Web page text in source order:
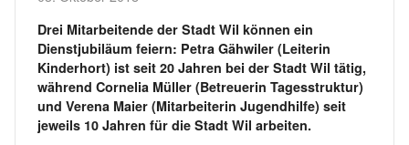
Drei Mitarbeitende der Stadt Wil können ein
Dienstjubiläum feiern: Petra Gähwiler (Leiterin
Kinderhort) ist seit 20 Jahren bei der Stadt Wil tätig,
während Cornelia Müller (Betreuerin Tagesstruktur)
und Verena Maier (Mitarbeiterin Jugendhilfe) seit
jeweils 10 Jahren für die Stadt Wil arbeiten.